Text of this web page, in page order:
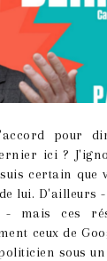
pour
ici ?
certain que
lui. D'ailleurs -
mais ces
ceux de
sous